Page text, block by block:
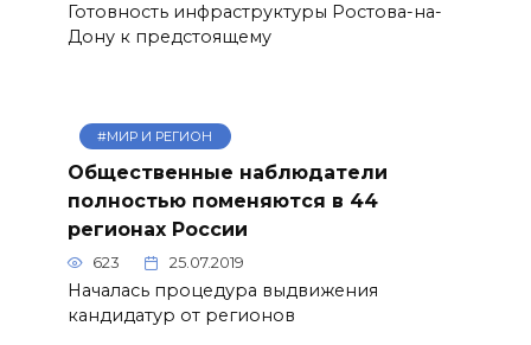
Готовность инфраструктуры Ростова-на-
Дону к предстоящему
#МИР И РЕГИОН
Общественные наблюдатели
полностью поменяются в 44
регионах России
623 25.07.2019
Началась процедура выдвижения
кандидатур от регионов